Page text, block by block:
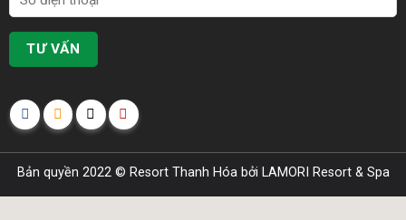
Bản quyền 2022 © Resort Thanh Hóabởi LAMORI Resort & Spa